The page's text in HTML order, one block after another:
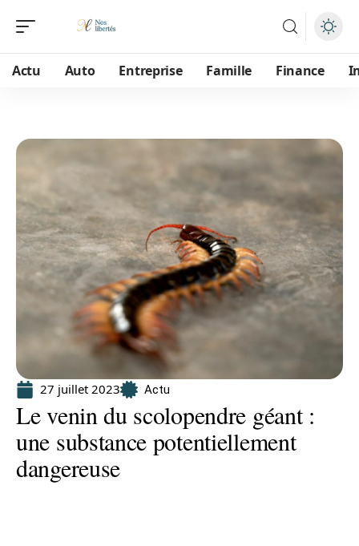
Actu Auto Entreprise Famille Finance
27 juillet 2023 Actu
Le venin du scolopendre géant :
une substance potentiellement
dangereuse